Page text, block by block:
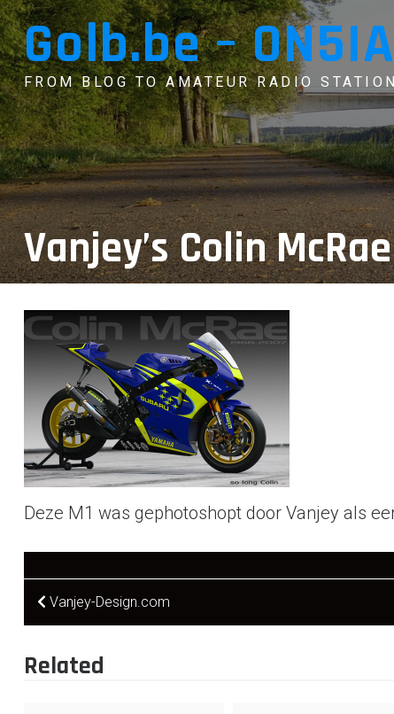
Skip
to
contentGolb.be – ON5IA
FROM BLOG TO AMATEUR RADIO
Vanjey’s Colin
Deze M1 was gephotoshopt door Vanjey als
Post
Vanjey-Design.com
Related